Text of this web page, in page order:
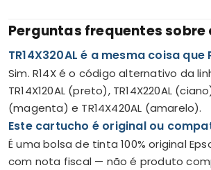
Perguntas frequentes sobre
TR14X320AL é a mesma coisa que
Sim. R14X é o código alternativo da
TR14X120AL (preto), TR14X220AL
(magenta) e TR14X420AL (amarelo).
Este cartucho é original ou
É uma bolsa de tinta 100% original
com nota fiscal — não é produto